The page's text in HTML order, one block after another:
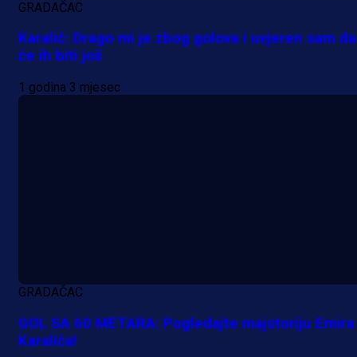
Počinje Premijer liga BiH: Pronađi
specijale i iskoristi jedinstvenu
ponudu
GRADAČAC
Karalić: Drago mi je zbog golova i uvjeren sam da
će ih biti još
1 godina 3 mjesec
GRADAČAC
GOL SA 60 METARA: Pogledajte majstoriju Emira
Karalića!